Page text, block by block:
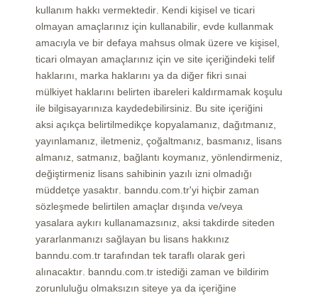
kullanım hakkı vermektedir. Kendi kişisel ve ticari
olmayan amaçlarınız için kullanabilir, evde kullanmak
amacıyla ve bir defaya mahsus olmak üzere ve kişisel,
ticari olmayan amaçlarınız için ve site içeriğindeki telif
haklarını, marka haklarını ya da diğer fikri sınai
mülkiyet haklarını belirten ibareleri kaldırmamak koşulu
ile bilgisayarınıza kaydedebilirsiniz. Bu site içeriğini
aksi açıkça belirtilmedikçe kopyalamanız, dağıtmanız,
yayınlamanız, iletmeniz, çoğaltmanız, basmanız, lisans
almanız, satmanız, bağlantı koymanız, yönlendirmeniz,
değiştirmeniz lisans sahibinin yazılı izni olmadığı
müddetçe yasaktır. banndu.com.tr'yi hiçbir zaman
sözleşmede belirtilen amaçlar dışında ve/veya
yasalara aykırı kullanamazsınız, aksi takdirde siteden
yararlanmanızı sağlayan bu lisans hakkınız
banndu.com.tr tarafından tek taraflı olarak geri
alınacaktır. banndu.com.tr istediği zaman ve bildirim
zorunluluğu olmaksızın siteye ya da içeriğine